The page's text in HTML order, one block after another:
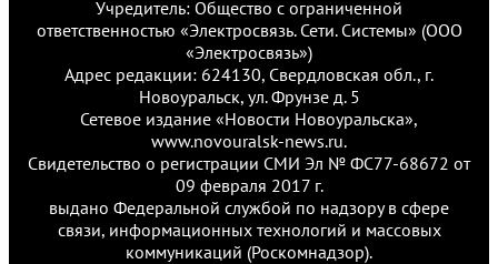
Учредитель: Общество с ограниченной
ответственностью «Электросвязь. Сети. Системы» (ООО
«Электросвязь»)
Адрес редакции: 624130, Свердловская обл., г.
Новоуральск, ул. Фрунзе д. 5
Сетевое издание «Новости Новоуральска»,
www.novouralsk-news.ru.
Свидетельство о регистрации СМИ Эл № ФС77-68672 от
09 февраля 2017 г.
выдано Федеральной службой по надзору в сфере
связи, информационных технологий и массовых
коммуникаций (Роскомнадзор).